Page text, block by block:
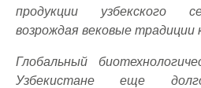
продукции узбекского
возрождая вековые традиции
Глобальный
Узбекистане еще